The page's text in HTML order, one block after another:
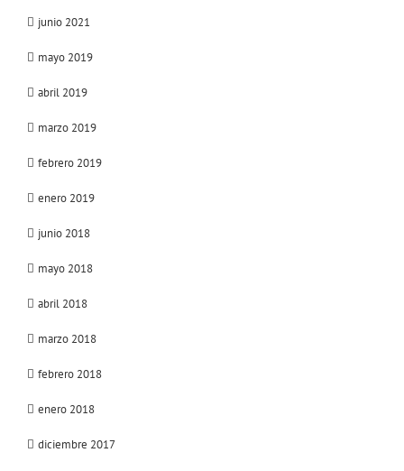
junio 2021
mayo 2019
abril 2019
marzo 2019
febrero 2019
enero 2019
junio 2018
mayo 2018
abril 2018
marzo 2018
febrero 2018
enero 2018
diciembre 2017